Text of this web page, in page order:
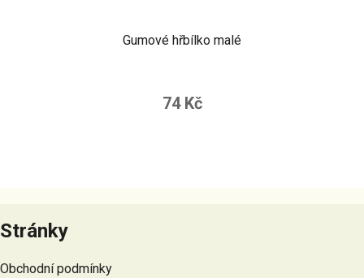
Gumové hřbílko malé
74 Kč
á
p
a
Stránky
Obchodní podmínky